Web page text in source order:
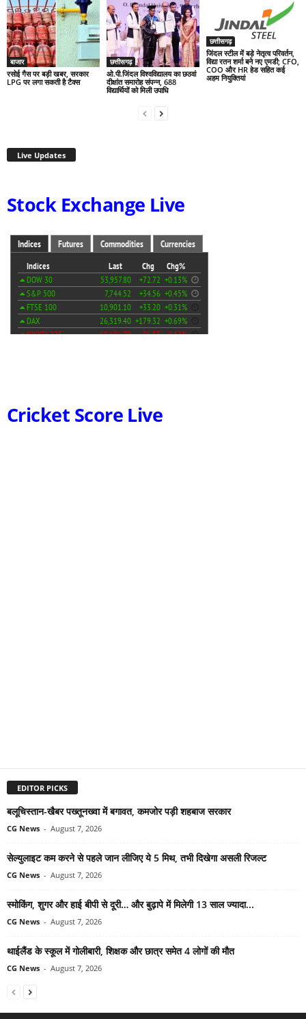
बाजार
रसोई गैस पर बड़ी खबर, सरकार
LPG पर लगा सकती है टैक्स
छत्तीसगढ़
ओ.पी.जिंदल विश्वविद्यालय का छठवां
दीक्षांत समारोह संपन्न, 688
विद्यार्थियों को मिली उपाधि
छत्तीसगढ़
जिंदल स्टील में बड़े नेतृत्व परिवर्तन,
विद्या रतन शर्मा बने नए एमडी; CFO,
COO और HR हेड सहित कई
अहम नियुक्तियां
Live Updates
Stock Exchange Live
Cricket Score Live
EDITOR PICKS
बलूचिस्तान-खैबर पख्तूनख्वा में बगावत, कमजोर पड़ी शहबाज सरकार
CG News - August 7, 2026
सेल्युलाइट कम करने से पहले जान लीजिए ये 5 मिथ, तभी दिखेगा असली रिजल्ट
CG News - August 7, 2026
स्मोकिंग, शुगर और हाई बीपी से दूरी… और बुढ़ापे में मिलेगी 13 साल ज्यादा...
CG News - August 7, 2026
थाईलैंड के स्कूल में गोलीबारी, शिक्षक और छात्र समेत 4 लोगों की मौत
CG News - August 7, 2026